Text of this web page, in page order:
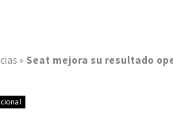
» Seat mejora su resultado